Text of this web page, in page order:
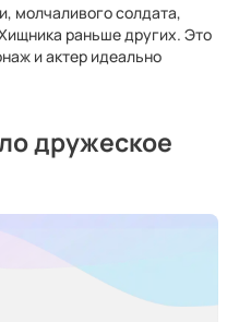
молчаливого солдата,
раньше других. Это
и актер идеально
дружеское